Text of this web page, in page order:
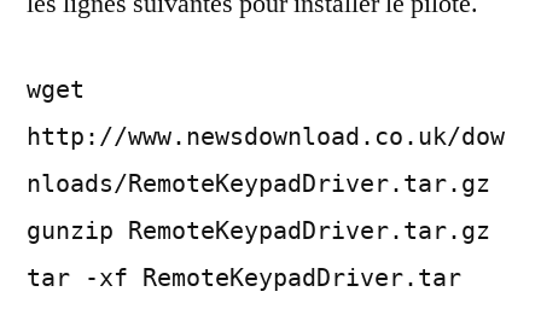
wget
http://www.newsdownload.co.uk/dow
nloads/RemoteKeypadDriver.tar.gz
gunzip RemoteKeypadDriver.tar.gz
tar -xf RemoteKeypadDriver.tar